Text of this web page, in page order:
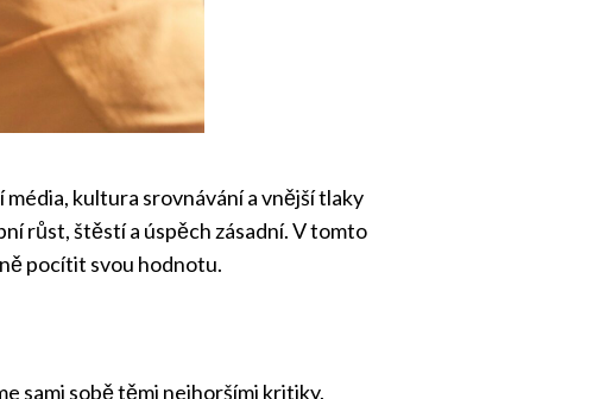
kultura srovnávání a vnější tlaky
růst, štěstí a úspěch zásadní. V tomto
pocítit svou hodnotu.
sami sobě těmi nejhoršími kritiky.